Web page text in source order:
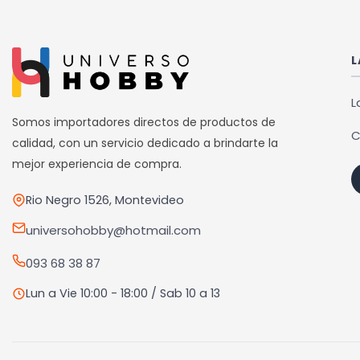
Las
opciones
se
pueden
elegir
en
página
de
Somos importadores directos de productos de
calidad, con un servicio dedicado a brindarte la
mejor experiencia de compra.
Rio Negro 1526, Montevideo
universohobby@hotmail.com
093 68 38 87
Lun a Vie 10:00 - 18:00 / Sab 10 a 13